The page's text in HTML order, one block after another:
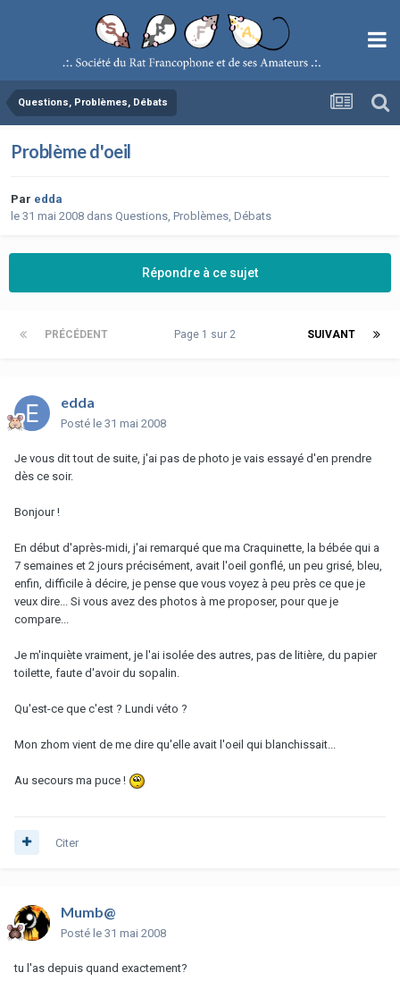
Questions, Problèmes, Débats
Problème d'oeil
Par edda
le 31 mai 2008 dans Questions, Problèmes, Débats
Répondre à ce sujet
PRÉCÉDENT SUIVANT
Page 1 sur 2
edda
Posté le 31 mai 2008
Je vous dit tout de suite, j'ai pas de photo je vais essayé d'en prendre
dès ce soir.
Bonjour !
En début d'après-midi, j'ai remarqué que ma Craquinette, la bébée qui a
7 semaines et 2 jours précisément, avait l'oeil gonflé, un peu grisé, bleu,
enfin, difficile à décire, je pense que vous voyez à peu près ce que je
veux dire... Si vous avez des photos à me proposer, pour que je
compare...
Je m'inquiète vraiment, je l'ai isolée des autres, pas de litière, du papier
toilette, faute d'avoir du sopalin.
Qu'est-ce que c'est ? Lundi véto ?
Mon zhom vient de me dire qu'elle avait l'oeil qui blanchissait...
Au secours ma puce !
Citer
Mumb@
Posté le 31 mai 2008
tu l'as depuis quand exactement?